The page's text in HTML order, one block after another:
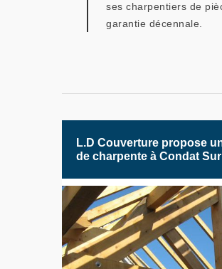
ses charpentiers de
garantie décennale.
L.D Couverture propose
de charpente à Condat